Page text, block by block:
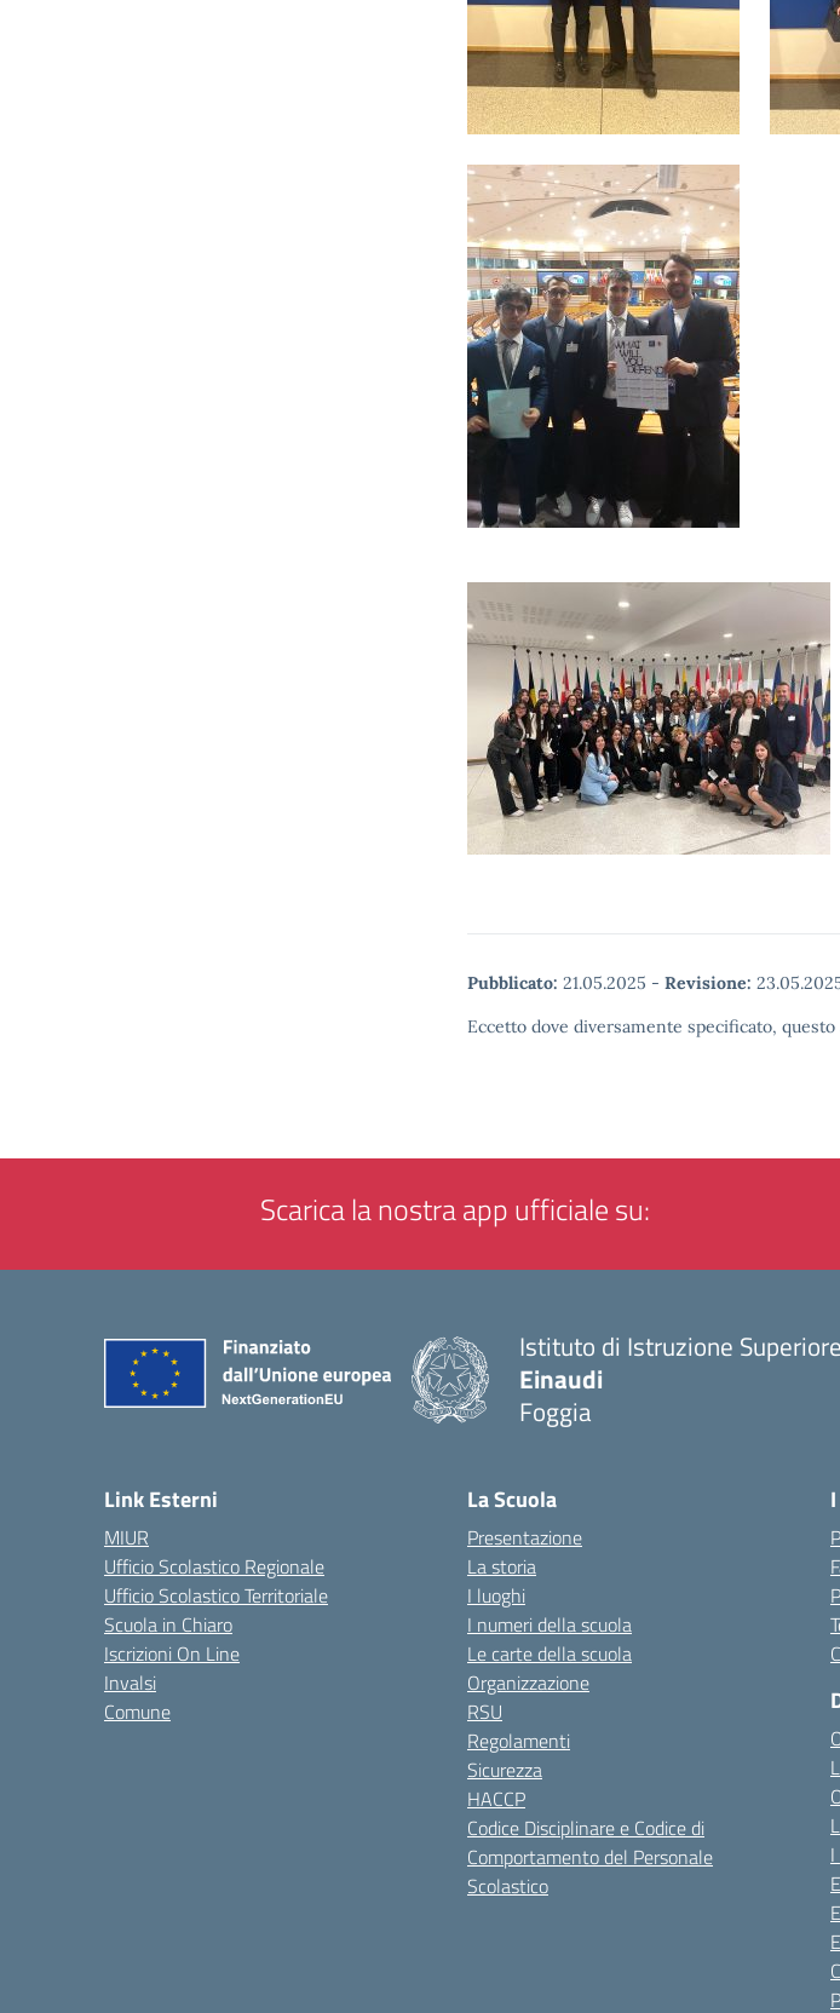
Pubblicato: 21.05.2025 - Revisione:
Eccetto dove diversamente specificato,
Scarica la nostra app ufficiale su:
Istituto di Istruzione Superiore
Einaudi
Foggia
Link Esterni
MIUR
Ufficio Scolastico Regionale
Ufficio Scolastico Territoriale
Scuola in Chiaro
Iscrizioni On Line
Invalsi
Comune
La Scuola
Presentazione
La storia
I luoghi
I numeri della scuola
Le carte della scuola
Organizzazione
RSU
Regolamenti
Sicurezza
HACCP
Codice Disciplinare e Codice di
Comportamento del Personale
Scolastico